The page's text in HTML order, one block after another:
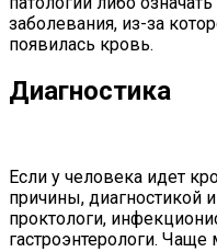
заболевания, из-за
появилась кровь.
Диагностика
Если у человека идет
причины, диагностикой
проктологи,
гастроэнтерологи.